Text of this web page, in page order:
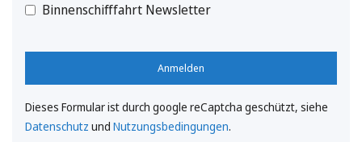
Binnenschifffahrt Newsletter
Anmelden
Dieses Formular ist durch google reCaptcha geschützt, siehe
Datenschutz und Nutzungsbedingungen.